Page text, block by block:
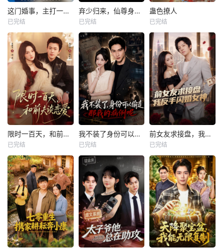
这门婚事，主打一个反向饲养
已完结
弃少归来，仙尊身份被全网曝光
已完结
蛊色撩人
已完结
限时一百天，和前夫谈恋爱
已完结
我不装了身份可以偷走那我的病例呢
已完结
前女友求接盘，我反手闪婚女神
已完结